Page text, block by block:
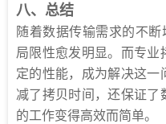
八、总结
随着数据传输需求的不
局限性愈发明显。而专业
定的性能，成为解决这一
减了拷贝时间，还保证了
的工作变得高效而简单。